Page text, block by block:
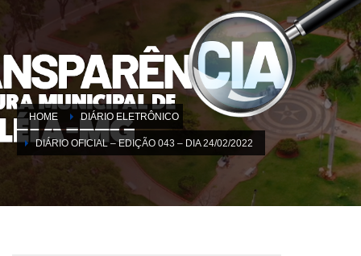
HOME DIÁRIO ELETRÔNICO
DIÁRIO OFICIAL – EDIÇÃO 043 – DIA 24/02/2022